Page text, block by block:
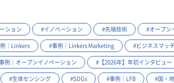
ション #イノベーション #先端技術 #オープン
｜Linkers #事例｜Linkers Marketing #ビジネスマッ
例｜オープンイノベーション #【2026年】年初インタビュー
#生体センシング #SDGs #事例｜LFB #国・